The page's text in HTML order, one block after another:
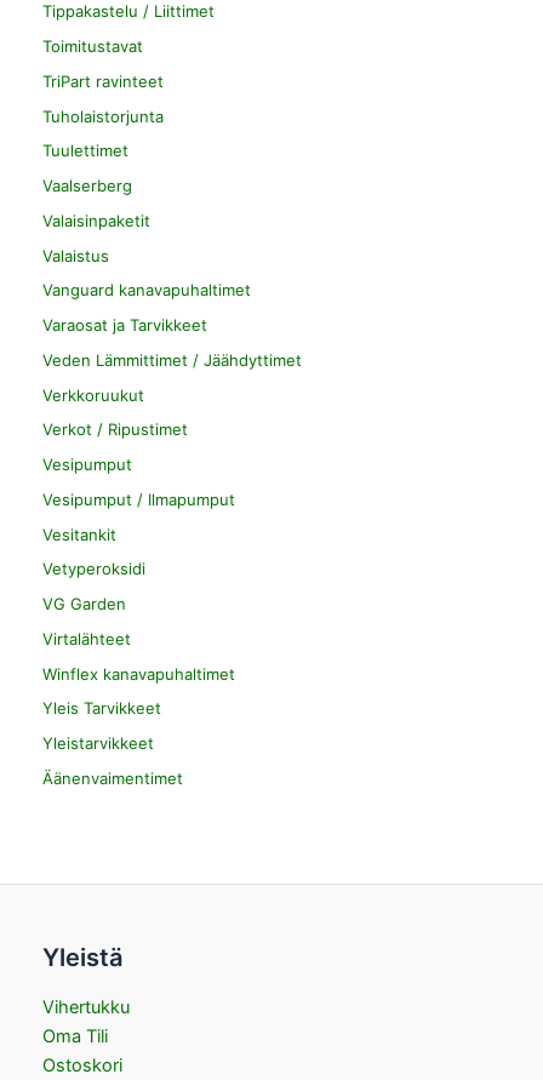
Tippakastelu / Liittimet
Toimitustavat
TriPart ravinteet
Tuholaistorjunta
Tuulettimet
Vaalserberg
Valaisinpaketit
Valaistus
Vanguard kanavapuhaltimet
Varaosat ja Tarvikkeet
Veden Lämmittimet / Jäähdyttimet
Verkkoruukut
Verkot / Ripustimet
Vesipumput
Vesipumput / Ilmapumput
Vesitankit
Vetyperoksidi
VG Garden
Virtalähteet
Winflex kanavapuhaltimet
Yleis Tarvikkeet
Yleistarvikkeet
Äänenvaimentimet
Yleistä
Vihertukku
Oma Tili
Ostoskori